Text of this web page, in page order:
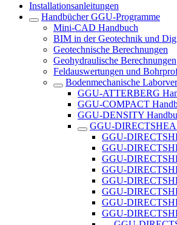
Installationsanleitungen
Handbücher GGU-Programme
Mini-CAD Handbuch
BIM in der Geotechnik und
Geotechnische Berechnungen
Geohydraulische Berechnungen
Feldauswertungen und
Bodenmechanische
GGU-ATTERBERG
GGU-COMPACT
GGU-DENSITY
GGU-
GGU-
GGU-
GGU-
GGU-
GGU-
GGU-
GGU-
GGU-